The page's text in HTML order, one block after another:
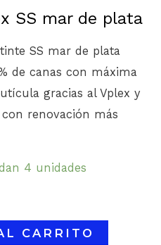
SS mar de plata
SS mar de plata
de canas con máxima
gracias al Vplex y
renovación más
4 unidades
CARRITO